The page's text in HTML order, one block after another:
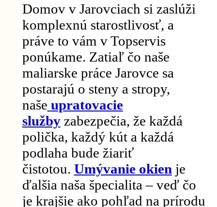
Domov v Jarovciach si zaslúži
komplexnú starostlivosť, a
práve to vám v Topservis
ponúkame. Zatiaľ čo naše
maliarske práce Jarovce sa
postarajú o steny a stropy,
naše upratovacie
službyzabezpečia, že každá
polička, každý kút a každá
podlaha bude žiariť
čistotou. Umývanie okien je
ďalšia naša špecialita – veď čo
je krajšie ako pohľad na prírodu